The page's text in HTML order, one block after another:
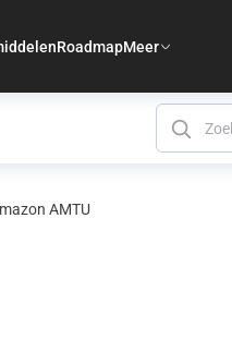
RoadmapMeer
AMTU